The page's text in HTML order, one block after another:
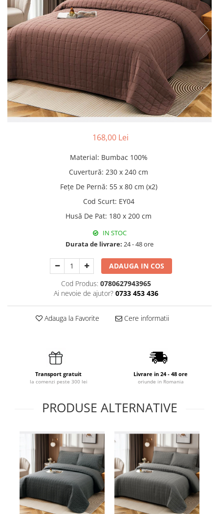
Pilote cu blăniță
168,00 Lei
Material: Bumbac 100%
Cuvertură: 230 x 240 cm
Fețe De Pernă: 55 x 80 cm (x2)
Cod Scurt: EY04
Husă De Pat: 180 x 200 cm
IN STOC
Durata de livrare: 24 - 48 ore
ADAUGA IN COS
Cod Produs: 0780627943965
Ai nevoie de ajutor? 0733 453 436
Adauga la Favorite Cere informatii
Transport gratuit
la comenzi peste 300 lei
Livrare in 24 - 48 ore
oriunde in Romania
PRODUSE ALTERNATIVE